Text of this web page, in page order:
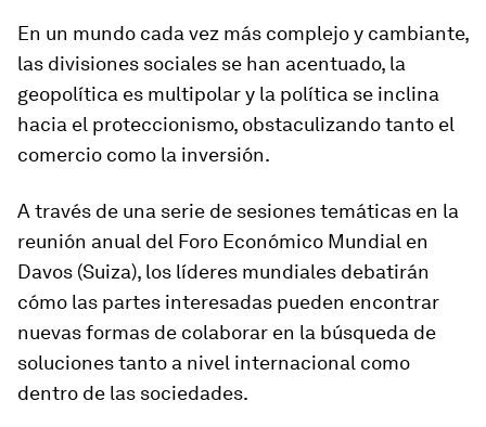
En un mundo cada vez más complejo y cambiante,
las divisiones sociales se han acentuado, la
geopolítica es multipolar y la política se inclina
hacia el proteccionismo, obstaculizando tanto el
comercio como la inversión.
A través de una serie de sesiones temáticas en la
reunión anual del Foro Económico Mundial en
Davos (Suiza), los líderes mundiales debatirán
cómo las partes interesadas pueden encontrar
nuevas formas de colaborar en la búsqueda de
soluciones tanto a nivel internacional como
dentro de las sociedades.